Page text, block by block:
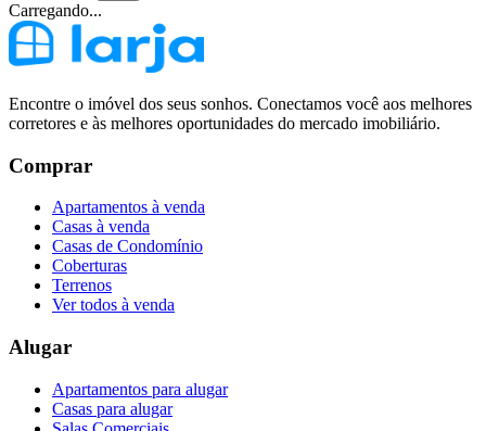
Carregando...
Encontre o imóvel dos seus sonhos. Conectamos você aos melhores
corretores e às melhores oportunidades do mercado imobiliário.
Comprar
Apartamentos à venda
Casas à venda
Casas de Condomínio
Coberturas
Terrenos
Ver todos à venda
Alugar
Apartamentos para alugar
Casas para alugar